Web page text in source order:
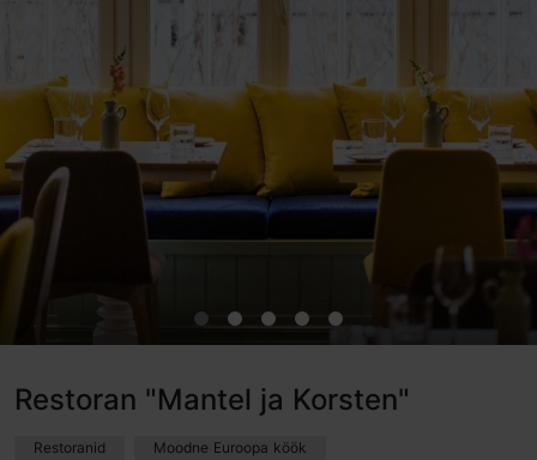
Restoran "Mantel ja Korsten"
Restoranid Moodne Euroopa köök